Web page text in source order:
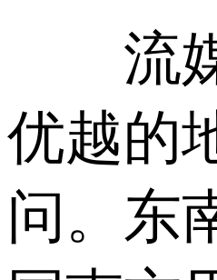
流媒
优越的
问。东